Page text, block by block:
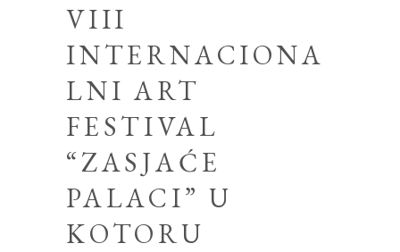
VIII
INTERNACIONA
LNI ART
FESTIVAL
“ZASJAĆE
PALACI” U
KOTORU